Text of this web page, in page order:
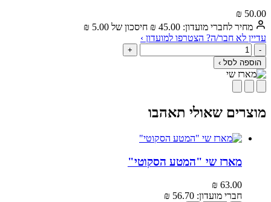
₪ 50.00‬
מחיר לחברי מועדון:
₪ 45.00‬ חיסכון של ₪ 5.00‬
עדיין לא חבר/ה? הצטרפו למועדון ›
-
+
הוספה לסל ›
מוצרים שאולי תאהבו
מארז שי "המטע הסקוטי"
₪ 63.00‬
חברי מועדון:
₪ 56.70‬